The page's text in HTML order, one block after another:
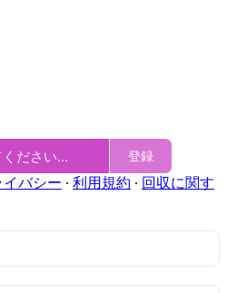
登録
イバシー ∙ 利用規約 ∙ 回収に関す